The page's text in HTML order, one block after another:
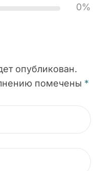
0%
опубликован.
помечены *